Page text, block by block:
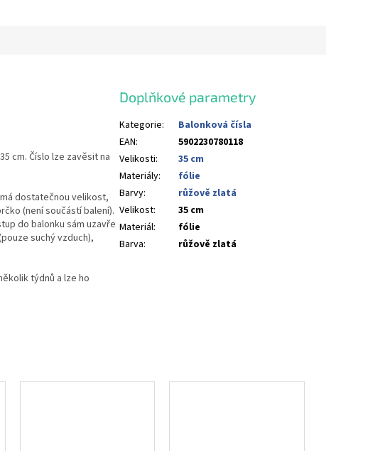
cm. Číslo lze zavěsit na
dostatečnou velikost,
(není součástí balení).
do balonku sám uzavře
suchý vzduch),
týdnů a lze ho
Doplňkové parametry
Kategorie:
Balonková čísla
EAN:
5902230780118
Velikosti:
35 cm
Materiály:
fólie
Barvy:
růžově zlatá
Velikost:
35 cm
Materiál:
fólie
Barva: růžově zlatá